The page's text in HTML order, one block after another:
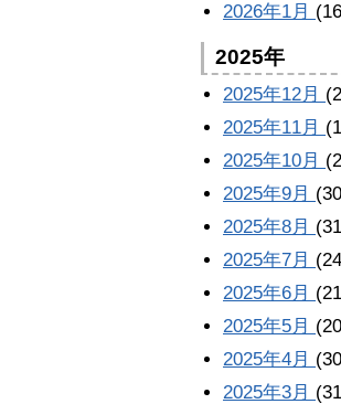
2026年1月
2025年
2025年12月
2025年11月
2025年10月
2025年9月
2025年8月
2025年7月
2025年6月
2025年5月
2025年4月
2025年3月